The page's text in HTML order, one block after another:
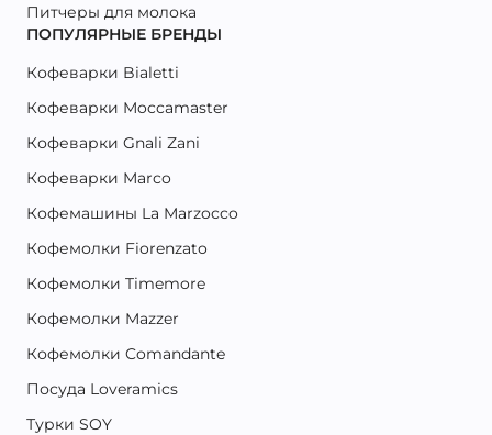
Питчеры для молока
ПОПУЛЯРНЫЕ БРЕНДЫ
Кофеварки Bialetti
Кофеварки Moccamaster
Кофеварки Gnali Zani
Кофеварки Marco
Кофемашины La Marzocco
Кофемолки Fiorenzato
Кофемолки Timemore
Кофемолки Mazzer
Кофемолки Comandante
Посуда Loveramics
Турки SOY